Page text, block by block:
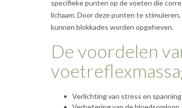
specifieke punten op de voeten die
lichaam. Door deze punten te
kunnen blokkades worden opgeheven.
De voordelen
Verlichting van stress en spanning